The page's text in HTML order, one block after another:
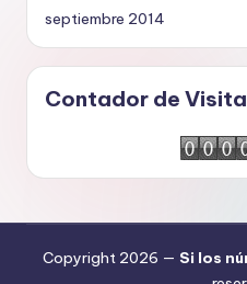
septiembre 2014
Contador de
Copyright 2026 — Si los